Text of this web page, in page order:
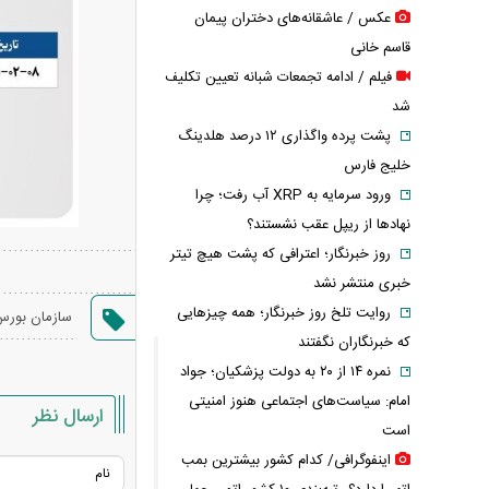
سازمان
ارسال نظر
عکس / عاشقانه‌های دختران پیمان
قاسم خانی
فیلم / ادامه تجمعات شبانه تعیین تکلیف
شد
پشت پرده واگذاری ۱۲ درصد هلدینگ
خلیج فارس
ورود سرمایه به XRP آب رفت؛ چرا
نهادها از ریپل عقب نشستند؟
روز خبرنگار؛ اعترافی که پشت هیچ تیتر
خبری منتشر نشد
روایت تلخ روز خبرنگار؛ همه چیزهایی
که خبرنگاران نگفتند
نمره ۱۴ از ۲۰ به دولت پزشکیان؛ جواد
امام: سیاست‌های اجتماعی هنوز امنیتی
است
اینفوگرافی/ کدام کشور بیشترین بمب